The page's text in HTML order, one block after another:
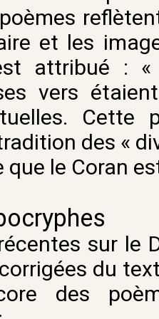
et les
attribué : «
vers
Cette
des «
que le Coran
sur le
du
des